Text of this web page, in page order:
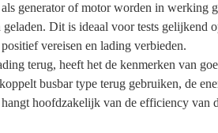
generator of motor worden in werking
Dit is ideaal voor tests gelijkend
vereisen en lading verbieden.
terug, heeft het de kenmerken van
busbar type terug gebruiken, de
hoofdzakelijk van de efficiency van